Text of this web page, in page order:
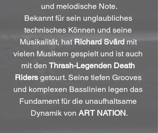
und melodische Note.
Bekannt für sein unglaubliches
technisches Können und seine
Musikalität, hat Richard Svärd mit
vielen Musikern gespielt und ist auch
mit den Thrash-Legenden Death
Riders getourt. Seine tiefen Grooves
und komplexen Basslinien legen das
Fundament für die unaufhaltsame
Dynamik von ART NATION.